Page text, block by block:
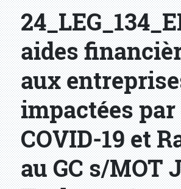
aides
aux
impactées par
COVID-19 et
au GC s/MOT